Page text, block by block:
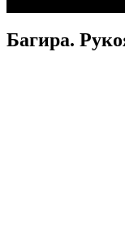
Багира.